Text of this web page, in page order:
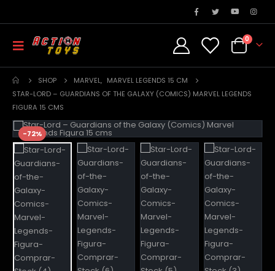
0
SHOP MARVEL, MARVEL LEGENDS 15 CM
STAR-LORD – GUARDIANS OF THE GALAXY (COMICS) MARVEL LEGENDS
FIGURA 15 CMS
-72%